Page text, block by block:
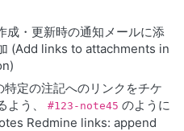
成・更新時の通知メールに添
(Add links to attachments in
特定の注記へのリンクをチケ
よう、
#123-note45 のように
Redmine links: append